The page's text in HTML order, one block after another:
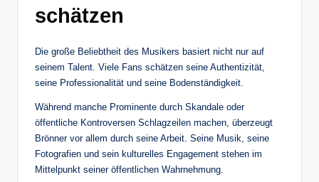
schätzen
Die große Beliebtheit des Musikers basiert nicht nur auf
seinem Talent. Viele Fans schätzen seine Authentizität,
seine Professionalität und seine Bodenständigkeit.
Während manche Prominente durch Skandale oder
öffentliche Kontroversen Schlagzeilen machen, überzeugt
Brönner vor allem durch seine Arbeit. Seine Musik, seine
Fotografien und sein kulturelles Engagement stehen im
Mittelpunkt seiner öffentlichen Wahrnehmung.